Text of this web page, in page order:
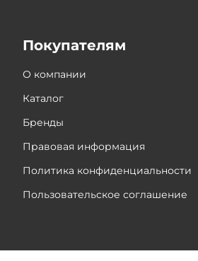
Покупателям
О компании
Каталог
Бренды
Правовая информация
Политика конфиденциальности
Пользовательское соглашение